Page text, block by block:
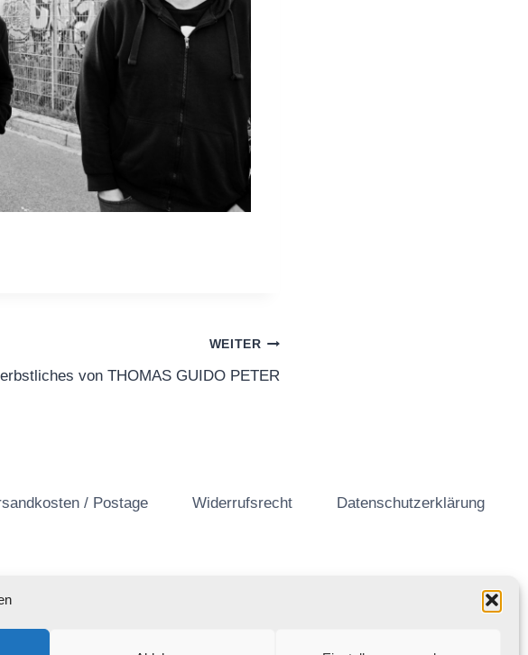
WEITER
von THOMAS GUIDO PETER
/ Postage Widerrufsrecht Datenschutzerklärung